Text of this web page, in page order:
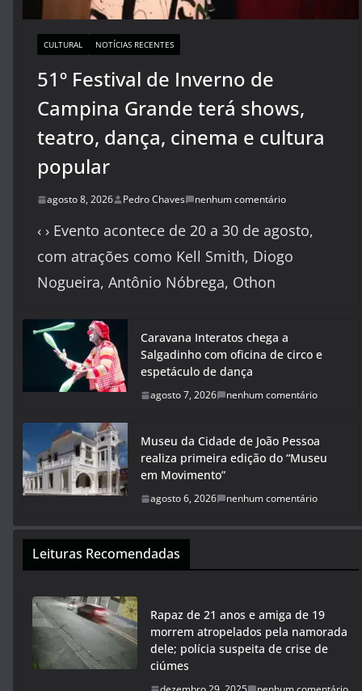
CULTURAL NOTÍCIAS RECENTES
51º Festival de Inverno de
Campina Grande terá shows,
teatro, dança, cinema e cultura
popular
agosto 8, 2026 Pedro Chaves nenhum comentário
‹ › Evento acontece de 20 a 30 de agosto,
com atrações como Kell Smith, Diogo
Nogueira, Antônio Nóbrega, Othon
Caravana Interatos chega a
Salgadinho com oficina de circo e
espetáculo de dança
agosto 7, 2026 nenhum comentário
Museu da Cidade de João Pessoa
realiza primeira edição do “Museu
em Movimento”
agosto 6, 2026 nenhum comentário
Leituras Recomendadas
Rapaz de 21 anos e amiga de 19
morrem atropelados pela namorada
dele; polícia suspeita de crise de
ciúmes